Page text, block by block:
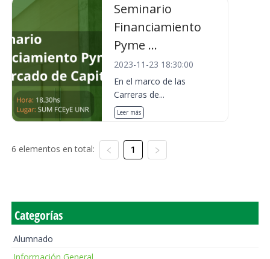
Seminario
Financiamiento
Pyme ...
2023-11-23 18:30:00
En el marco de las
Carreras de...
Leer más
6 elementos en total: 1
Categorías
Alumnado
Información General